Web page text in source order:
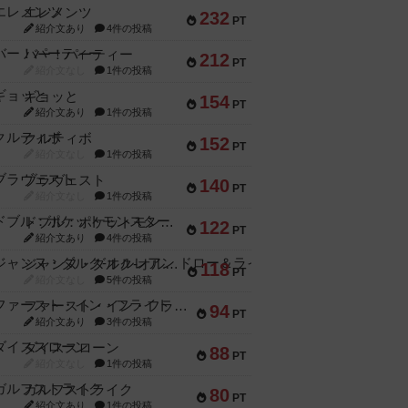
232 PT
エレメンツ
紹介文あり 4件の投稿
212 PT
バー！パーティー
1件の投稿
154 PT
ギョッと
紹介文あり 1件の投稿
152 PT
クルティボ
1件の投稿
140 PT
ブラヴェスト
1件の投稿
122 PT
ドブル：ポケットモンスター
紹介文あり 4件の投稿
118 PT
ジャンヌ・ダルク-オルレアン ドロー＆ライト
5件の投稿
94 PT
ファースト・イン・フライト
紹介文あり 3件の投稿
88 PT
ダイススローン
1件の投稿
80 PT
ガルフストライク
紹介文あり 1件の投稿